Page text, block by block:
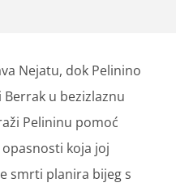
Nejatu, dok Pelinino
u bezizlaznu
Pelininu pomoć
koja joj
smrti planira bijeg s